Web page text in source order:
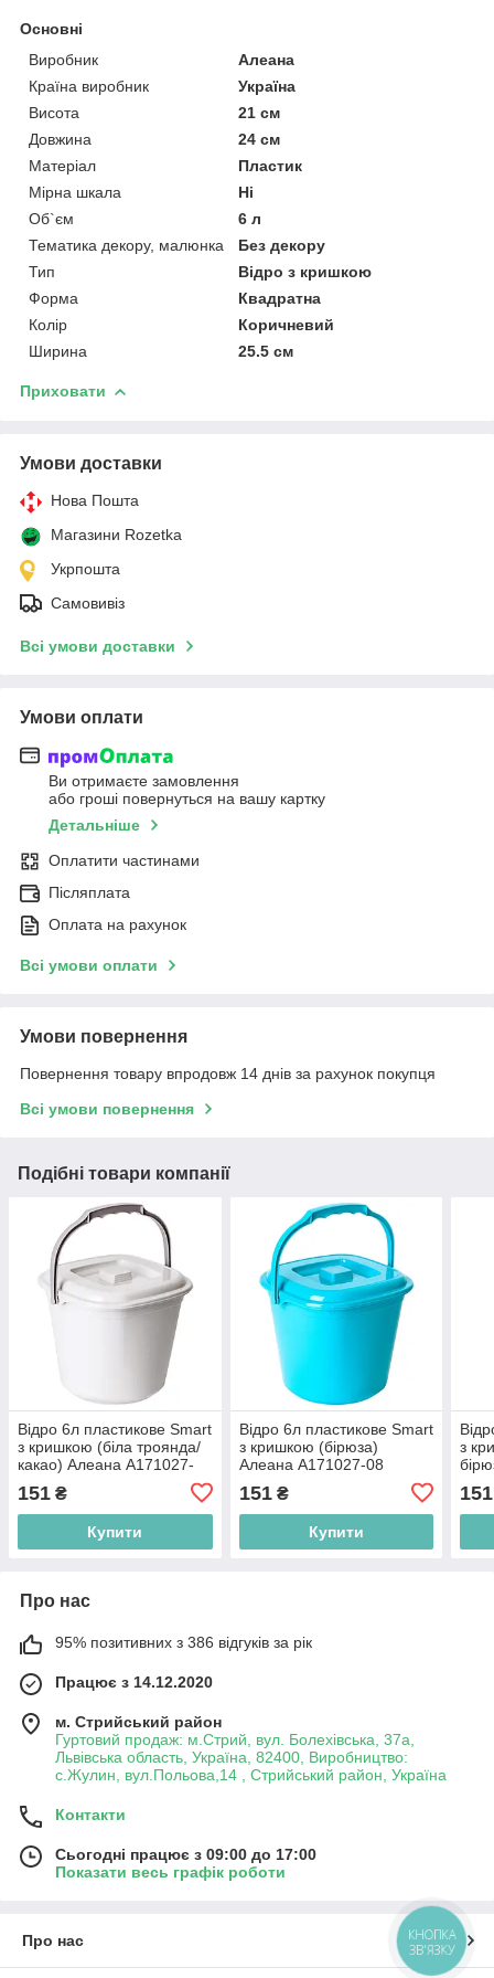
Основні
Виробник
Алеана
Країна виробник
Україна
Висота
21 см
Довжина
24 см
Матеріал
Пластик
Мірна шкала
Ні
Об`єм
6 л
Тематика декору, малюнка
Без декору
Тип
Відро з кришкою
Форма
Квадратна
Колір
Коричневий
Ширина
25.5 см
Приховати
Умови доставки
Нова Пошта
Магазини Rozetka
Укрпошта
Самовивіз
Всі умови доставки
Умови оплати
Ви отримаєте замовлення
або гроші повернуться на вашу картку
Детальніше
Оплатити частинами
Післяплата
Оплата на рахунок
Всі умови оплати
Умови повернення
Повернення товару впродовж 14 днів за рахунок покупця
Всі умови повернення
Подібні товари компанії
Відро 6л пластикове Smart
з кришкою (біла троянда/
какао) Алеана А171027-
151 ₴
Купити
Відро 6л пластикове Smart
з кришкою (бірюза)
Алеана А171027-08
151₴
Купити
з
151
Про нас
95% позитивних з 386 відгуків за рік
Працює з 14.12.2020
м. Стрийський район
Гуртовий продаж: м.Стрий, вул. Болехівська, 37а,
Львівська область, Україна, 82400, Виробництво:
с.Жулин, вул.Польова,14 , Стрийський район, Україна
Контакти
Сьогодні працює з 09:00 до 17:00
Показати весь графік роботи
Про нас
КНОПКА
ЗВ'ЯЗКУ